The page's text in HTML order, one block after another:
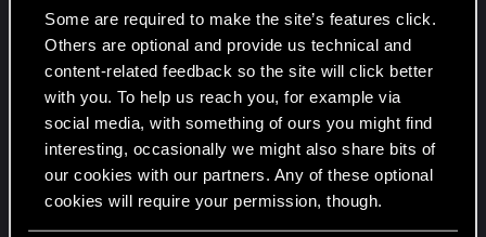
Some are required to make the site’s features click.
Others are optional and provide us technical and
content-related feedback so the site will click better
with you. To help us reach you, for example via
social media, with something of ours you might find
interesting, occasionally we might also share bits of
our cookies with our partners. Any of these optional
cookies will require your permission, though.
предположить, что экономическая модель
Артефакта будет похожей на модель бумажной
(и большинства ранних электронных) версий
МТГ. В МТГ карты можно получить только из
бустеров/паков и только за реальные деньги.
Либо обменять или купить у другого игрока
конкретную карту. Наличие в стиме
внутренней торговой площадки, ещё один
довод в пользу этой теории.